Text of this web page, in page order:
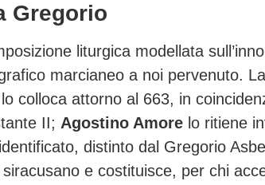
Gregorio
liturgica modellata
marcianeo a noi pervenuto.
lo colloca attorno al 663, in
II; Agostino Amore lo ritiene
distinto dal Gregorio
e costituisce, per chi